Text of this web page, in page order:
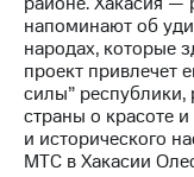
напоминают об
народах, которые
проект привлечет
силы” республики,
страны о красоте
и исторического
МТС в Хакасии